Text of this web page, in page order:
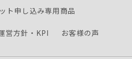
ト申し込み専用商品
営方針・KPI お客様の声